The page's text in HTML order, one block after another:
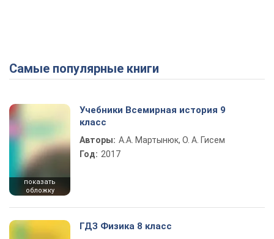
Самые популярные книги
показать
обложку
Учебники Всемирная история 9
класс
Авторы: А.А. Мартынюк, О. А. Гисем
Год: 2017
ГДЗ Физика 8 класс